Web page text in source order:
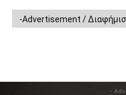
-Advertisement /
-